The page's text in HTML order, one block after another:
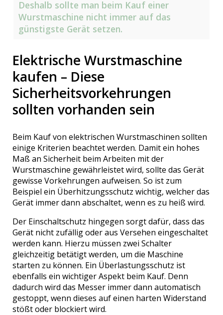
Deshalb sollte man beim Kauf einer
Wurstmaschine nicht immer auf das
günstigste Gerät setzen.
Elektrische Wurstmaschine
kaufen – Diese
Sicherheitsvorkehrungen
sollten vorhanden sein
Beim Kauf von elektrischen Wurstmaschinen sollten
einige Kriterien beachtet werden. Damit ein hohes
Maß an Sicherheit beim Arbeiten mit der
Wurstmaschine gewährleistet wird, sollte das Gerät
gewisse Vorkehrungen aufweisen. So ist zum
Beispiel ein Überhitzungsschutz wichtig, welcher das
Gerät immer dann abschaltet, wenn es zu heiß wird.
Der Einschaltschutz hingegen sorgt dafür, dass das
Gerät nicht zufällig oder aus Versehen eingeschaltet
werden kann. Hierzu müssen zwei Schalter
gleichzeitig betätigt werden, um die Maschine
starten zu können. Ein Überlastungsschutz ist
ebenfalls ein wichtiger Aspekt beim Kauf. Denn
dadurch wird das Messer immer dann automatisch
gestoppt, wenn dieses auf einen harten Widerstand
stößt oder blockiert wird.